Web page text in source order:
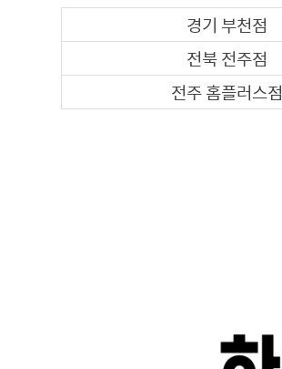
경기 부천점
전북 전주점
전주 홈플러스점